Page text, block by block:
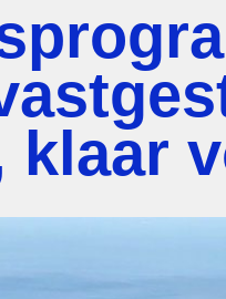
klaar